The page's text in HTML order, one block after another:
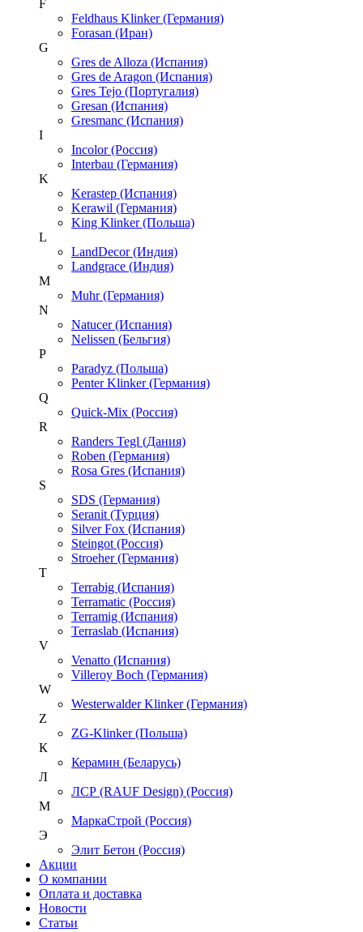
F
Feldhaus Klinker (Германия)
Forasan (Иран)
G
Gres de Alloza (Испания)
Gres de Aragon (Испания)
Gres Tejo (Португалия)
Gresan (Испания)
Gresmanc (Испания)
I
Incolor (Россия)
Interbau (Германия)
K
Kerastep (Испания)
Kerawil (Германия)
King Klinker (Польша)
L
LandDecor (Индия)
Landgrace (Индия)
M
Muhr (Германия)
N
Natucer (Испания)
Nelissen (Бельгия)
P
Paradyz (Польша)
Penter Klinker (Германия)
Q
Quick-Mix (Россия)
R
Randers Tegl (Дания)
Roben (Германия)
Rosa Gres (Испания)
S
SDS (Германия)
Seranit (Турция)
Silver Fox (Испания)
Steingot (Россия)
Stroeher (Германия)
T
Terrabig (Испания)
Terramatic (Россия)
Terramig (Испания)
Terraslab (Испания)
V
Venatto (Испания)
Villeroy Boch (Германия)
W
Westerwalder Klinker (Германия)
Z
ZG-Klinker (Польша)
К
Керамин (Беларусь)
Л
ЛСР (RAUF Design) (Россия)
М
МаркаСтрой (Россия)
Э
Элит Бетон (Россия)
Акции
О компании
Оплата и доставка
Новости
Статьи